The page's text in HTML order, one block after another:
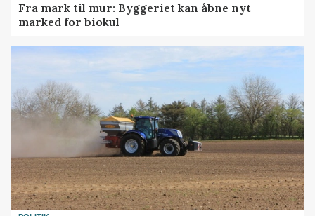
Fra mark til mur: Byggeriet kan åbne nyt
marked for biokul